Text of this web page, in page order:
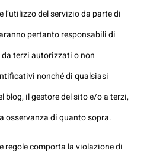
l’utilizzo del servizio da parte di
pertanto responsabili di
terzi autorizzati o non
nonché di qualsiasi
blog, il gestore del sito e/o a terzi,
osservanza di quanto sopra.
regole comporta la violazione di